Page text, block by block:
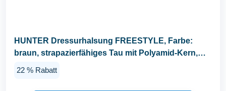
HUNTER Dressurhalsung FREESTYLE, Farbe:
braun, strapazierfähiges Tau mit Polyamid-Kern,
22 % Rabatt